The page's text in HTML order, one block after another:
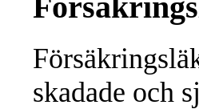
skadade och